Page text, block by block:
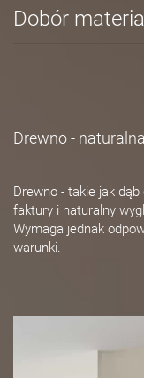
Dobór
Drewno -
Drewno - takie jak
faktury i naturalny
Wymaga jednak
warunki.